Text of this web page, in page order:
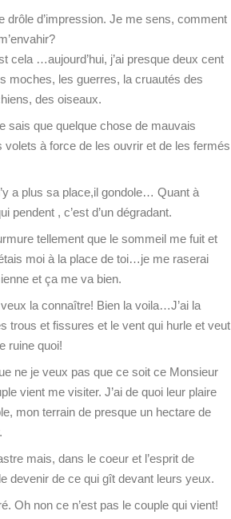
d’impression. Je me sens, comment
cela …aujourd’hui, j’ai presque deux cent
moches, les guerres, la cruautés des
des oiseaux.
sais que quelque chose de mauvais
volets à force de les ouvrir et de les fermés
a plus sa place,il gondole… Quant à
pendent , c’est d’un dégradant.
tellement que le sommeil me fuit et
moi à la place de toi…je me raserai
et ça me va bien.
la connaître! Bien la voila…J’ai la
trous et fissures et le vent qui hurle et veut
ruine quoi!
ne je veux pas que ce soit ce Monsieur
vient me visiter. J’ai de quoi leur plaire
mon terrain de presque un hectare de
mais, dans le coeur et l’esprit de
devenir de ce qui gît devant leurs yeux.
Oh non ce n’est pas le couple qui vient!